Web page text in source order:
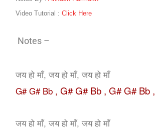
Video Tutorial :Click Here
Notes –
जय हो माँ, जय हो माँ, जय हो माँ
G# G# Bb ,G# G# Bb ,G# G# Bb ,
जय हो माँ, जय हो माँ, जय हो माँ